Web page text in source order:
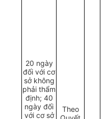
20 ngày
đối với cơ
sở không
phải thẩm
định; 40
ngày đối
với cơ sở
Theo